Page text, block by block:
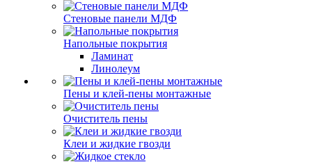
Стеновые панели МДФ
Напольные покрытия
Ламинат
Линолеум
Пены и клей-пены монтажные
Очиститель пены
Клеи и жидкие гвозди